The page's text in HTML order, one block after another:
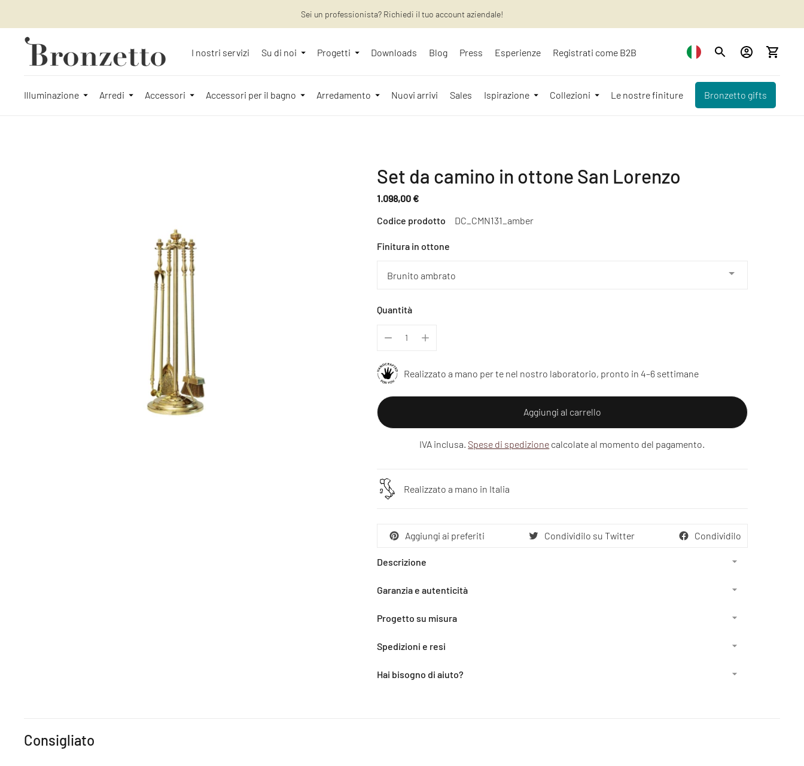
Vuoi saperne di più? Scopri : gli ultimi articoli sul nostro blog!
Sei un professionista? Richiedi il tuo account aziendale!
I nostri servizi Su di noi Progetti Downloads Blog Press Esperienze Registrati come B2B
Illuminazione Arredi Accessori Accessori per il bagno Arredamento Nuovi arrivi Sales Ispirazione Collezioni Le nostre finiture Bronzetto gifts
Set da camino in ottone San Lorenzo
1.098,00 €
Prezzo
normale
Codice prodotto DC_CMN131_amber
Finitura in ottone
Quantità
Realizzato a mano per te nel nostro laboratorio, pronto in 4–6 settimane
Aggiungi al carrello
IVA inclusa. Spese di spedizione calcolate al momento del pagamento.
Realizzato a mano in Italia
Aggiungi ai preferiti Condividilo su Twitter Condividilo
Descrizione
Garanzia e autenticità
Progetto su misura
Spedizioni e resi
Hai bisogno di aiuto?
Consigliato